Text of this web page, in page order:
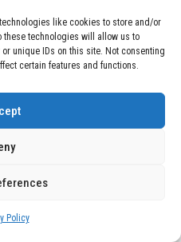
like cookies to store and/or
these technologies will allow us to
unique IDs on this site. Not consenting
certain features and functions.
Policy
Oferta de Balizas V16
a Partir de
2025
en Residencia
Deja al
Fatales